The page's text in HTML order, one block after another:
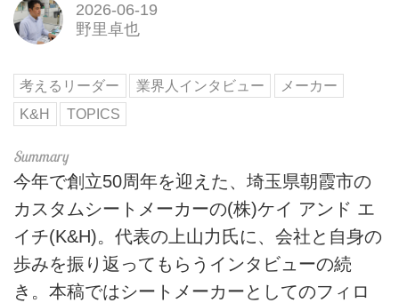
2026-06-19
野里卓也
考えるリーダー 業界人インタビュー
メーカー
K&H
TOPICS
今年で創立50周年を迎えた、埼玉県朝霞市の
カスタムシートメーカーの(株)ケイ アンド エ
イチ(K&H)。代表の上山力氏に、会社と自身の
歩みを振り返ってもらうインタビューの続
き。本稿ではシートメーカーとしてのフィロ